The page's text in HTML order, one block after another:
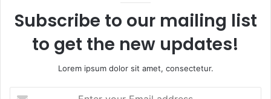
Subscribe to our mailing list
to get the new updates!
Lorem ipsum dolor sit amet, consectetur.